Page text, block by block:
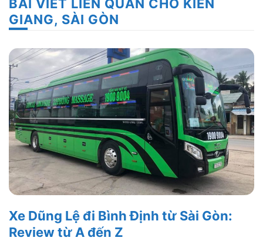
BÀI VIẾT LIÊN QUAN CHO KIÊN
GIANG, SÀI GÒN
Xe Dũng Lệ đi Bình Định từ Sài Gòn:
Review từ A đến Z